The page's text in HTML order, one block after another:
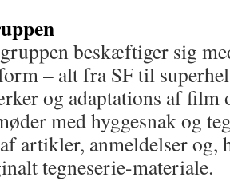
beskæftiger sig
– alt fra SF til
og adaptations af film
med hyggesnak og
artikler, anmeldelser og,
tegneserie-materiale.